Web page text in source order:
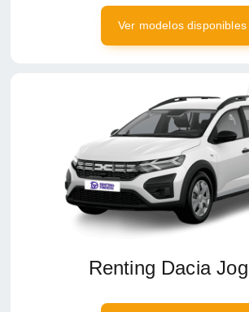
Ver modelos disponibles
Renting Dacia